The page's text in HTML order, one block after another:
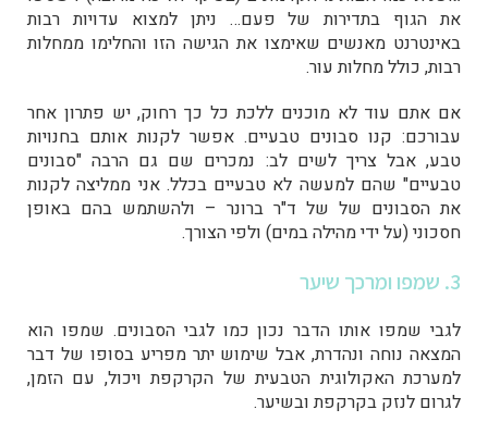
את הגוף בתדירות של פעם… ניתן למצוא עדויות רבות
באינטרנט מאנשים שאימצו את הגישה הזו והחלימו ממחלות
רבות, כולל מחלות עור.
אם אתם עוד לא מוכנים ללכת כל כך רחוק, יש פתרון אחר
עבורכם: קנו סבונים טבעיים. אפשר לקנות אותם בחנויות
טבע, אבל צריך לשים לב: נמכרים שם גם הרבה "סבונים
טבעיים" שהם למעשה לא טבעיים בכלל. אני ממליצה לקנות
את הסבונים של של ד"ר ברונר – ולהשתמש בהם באופן
חסכוני (על ידי מהילה במים) ולפי הצורך.
3. שמפו ומרכך שיער
לגבי שמפו אותו הדבר נכון כמו לגבי הסבונים. שמפו הוא
המצאה נוחה ונהדרת, אבל שימוש יתר מפריע בסופו של דבר
למערכת האקולוגית הטבעית של הקרקפת ויכול, עם הזמן,
לגרום לנזק בקרקפת ובשיער.